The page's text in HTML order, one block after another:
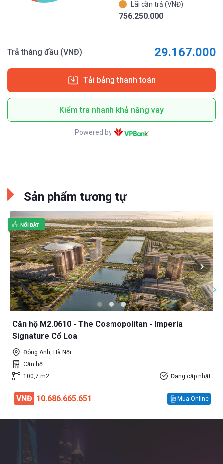
Lãi cần trả (VNĐ)
756.250.000
Trả tháng đầu (VNĐ) 29.167.000
Tải bảng thanh toán
Kiểm tra nhanh khả năng vay
Powered by
Sản phẩm tương tự
Căn hộ M2.0610 - The Cosmopolitan - Imperia
Signature Cổ Loa
Đông Anh, Hà Nội
Căn hộ
100,7 m2
Đang cập nhật
VNĐ 10.686.665.651 Mua Online